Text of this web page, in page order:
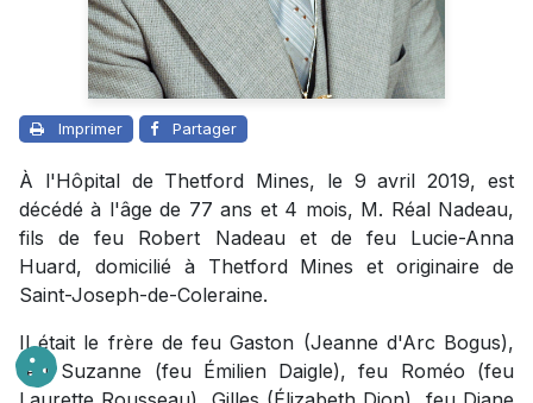
Imprimer Partager
À l'Hôpital de Thetford Mines, le 9 avril 2019, est
décédé à l'âge de 77 ans et 4 mois, M. Réal Nadeau,
fils de feu Robert Nadeau et de feu Lucie-Anna
Huard, domicilié à Thetford Mines et originaire de
Saint-Joseph-de-Coleraine.
Il était le frère de feu Gaston (Jeanne d'Arc Bogus),
feu Suzanne (feu Émilien Daigle), feu Roméo (feu